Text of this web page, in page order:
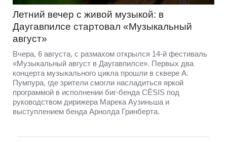
Летний вечер с живой музыкой: в
Даугавпилсе стартовал «Музыкальный
август»
Вчера, 6 августа, с размахом открылся 14-й фестиваль
«Музыкальный август в Даугавпилсе». Первых два
концерта музыкального цикла прошли в сквере А.
Пумпура, где зрители смогли насладиться яркой
программой в исполнении биг-бенда CĒSIS под
руководством дирижера Марека Аузиньша и
выступлением бенда Арнолда Гринберта.